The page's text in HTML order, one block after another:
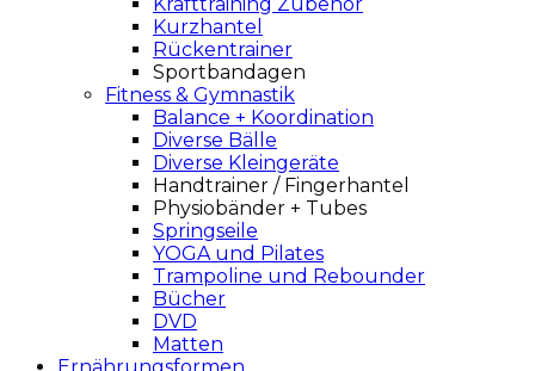
Kurzhantel
Rückentrainer
Sportbandagen
Fitness & Gymnastik
Balance + Koordination
Diverse Bälle
Diverse Kleingeräte
Handtrainer / Fingerhantel
Physiobänder + Tubes
Springseile
YOGA und Pilates
Trampoline und Rebounder
Bücher
DVD
Matten